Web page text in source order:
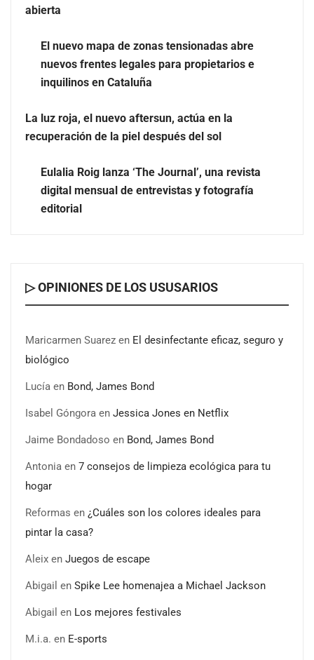
La peluquería felina se consolida como una
abierta
El nuevo mapa de zonas tensionadas abre
nuevos frentes legales para propietarios e
inquilinos en Cataluña
La luz roja, el nuevo aftersun, actúa en la
recuperación de la piel después del sol
Eulalia Roig lanza ‘The Journal’, una revista
digital mensual de entrevistas y fotografía
editorial
▷ OPINIONES DE LOS USUSARIOS
Maricarmen Suarez en El desinfectante eficaz, seguro y
biológico
Lucía en Bond, James Bond
Isabel Góngora en Jessica Jones en Netflix
Jaime Bondadoso en Bond, James Bond
Antonia en 7 consejos de limpieza ecológica para tu
hogar
Reformas en ¿Cuáles son los colores ideales para
pintar la casa?
Aleix en Juegos de escape
Abigail en Spike Lee homenajea a Michael Jackson
Abigail en Los mejores festivales
M.i.a. en E-sports